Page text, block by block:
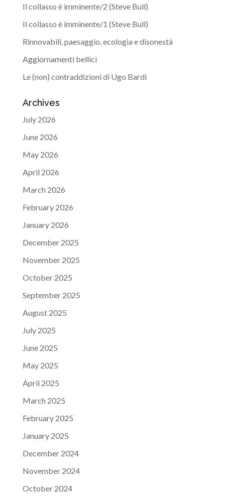
Il collasso è imminente/2 (Steve Bull)
Il collasso è imminente/1 (Steve Bull)
Rinnovabili, paesaggio, ecologia e disonestà
Aggiornamenti bellici
Le (non) contraddizioni di Ugo Bardi
Archives
July 2026
June 2026
May 2026
April 2026
March 2026
February 2026
January 2026
December 2025
November 2025
October 2025
September 2025
August 2025
July 2025
June 2025
May 2025
April 2025
March 2025
February 2025
January 2025
December 2024
November 2024
October 2024